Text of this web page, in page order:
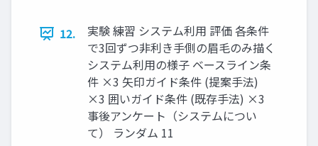
12.
実験 練習 システム利用 評価 各条件
で3回ずつ非利き手側の眉毛のみ描く
システム利用の様子 ベースライン条
件 ×3 矢印ガイド条件 (提案手法)
×3 囲いガイド条件 (既存手法) ×3
事後アンケート（システムについ
て） ランダム 11